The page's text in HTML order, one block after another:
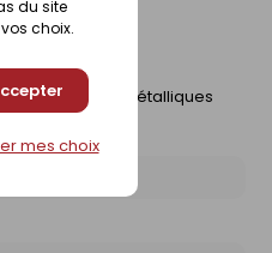
du site
choix.
mes choix
vos surfaces métalliques